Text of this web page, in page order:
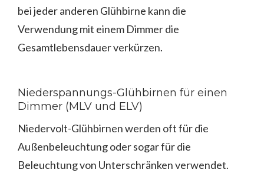
bei jeder anderen Glühbirne kann die
Verwendung mit einem Dimmer die
Gesamtlebensdauer verkürzen.
Niederspannungs-Glühbirnen für einen
Dimmer (MLV und ELV)
Niedervolt-Glühbirnen werden oft für die
Außenbeleuchtung oder sogar für die
Beleuchtung von Unterschränken verwendet.